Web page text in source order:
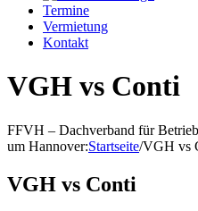
Termine
Vermietung
Kontakt
VGH vs Conti
FFVH – Dachverband für
um Hannover:Startseite/VGH vs
VGH vs Conti